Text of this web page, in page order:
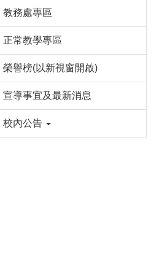
教務處專區
正常教學專區
榮譽榜(以新視窗開啟)
宣導事宜及最新消息
校內公告